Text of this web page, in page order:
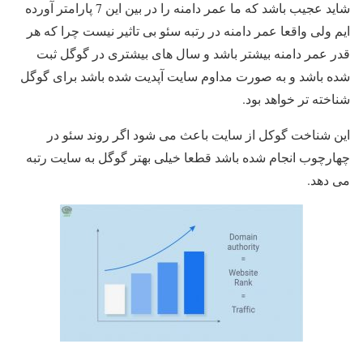
شاید عجیب باشد که ما عمر دامنه را در بین این 7 پارامتر آورده
ایم ولی واقعا عمر دامنه در رتبه سئو بی تاثیر نیست چرا که هر
قدر عمر دامنه بیشتر باشد و سال های بیشتری در گوگل ثبت
شده باشد و به صورت مداوم سایت آپدیت شده باشد برای گوگل
شناخته تر خواهد بود.
این شناخت گوکل از سایت باعث می شود اگر روند سئو در
چهارچوب انجام شده باشد قطعا خیلی بهتر گوگل به سایت رتبه
می دهد.